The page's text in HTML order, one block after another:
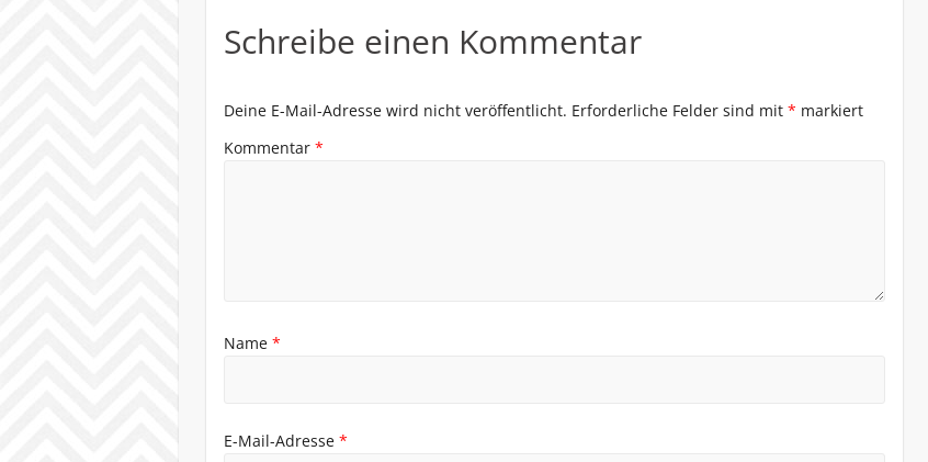
Schreibe einen Kommentar
Deine E-Mail-Adresse wird nicht veröffentlicht. Erforderliche Felder sind mit* markiert
Kommentar*
Name*
E-Mail-Adresse*